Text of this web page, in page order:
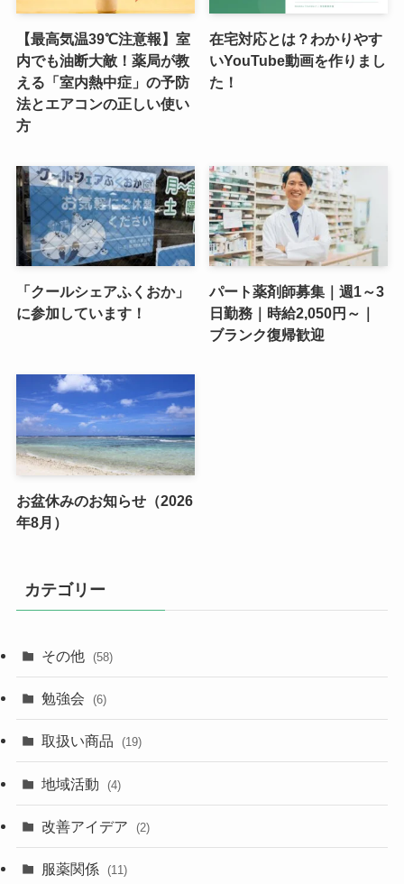
【最高気温39℃注意報】室
内でも油断大敵！薬局が教
える「室内熱中症」の予防
法とエアコンの正しい使い
方
在宅対応とは？わかりやす
いYouTube動画を作りまし
た！
「クールシェアふくおか」
に参加しています！
パート薬剤師募集｜週1～3
日勤務｜時給2,050円～｜
ブランク復帰歓迎
お盆休みのお知らせ（2026
年8月）
カテゴリー
その他 (58)
勉強会 (6)
取扱い商品 (19)
地域活動 (4)
改善アイデア (2)
服薬関係 (11)